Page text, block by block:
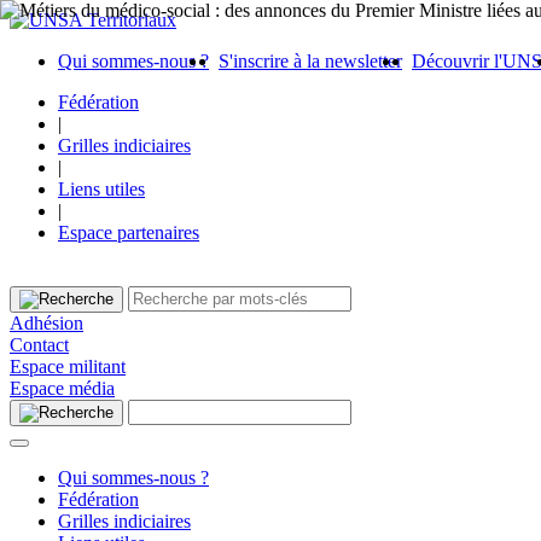
Qui sommes-nous ? S'inscrire à la newsletter Découvrir
Fédération
|
Grilles indiciaires
|
Liens utiles
|
Espace partenaires
Adhésion
Contact
Espace militant
Espace média
Qui sommes-nous ?
Fédération
Grilles indiciaires